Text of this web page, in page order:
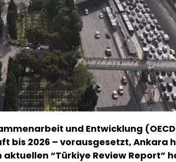
und Entwicklung
bis 2026 – vorausgesetzt, Ankara
“Türkiye Review Report”